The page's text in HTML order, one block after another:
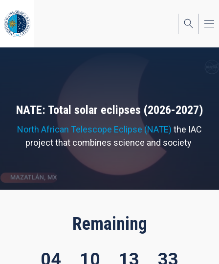
to
main
content
NATE: Total solar eclipses (2026-2027)
North African Telescope Eclipse (NATE) the IAC
project that combines science and society
Remaining
31 seconds
04 10 13 32